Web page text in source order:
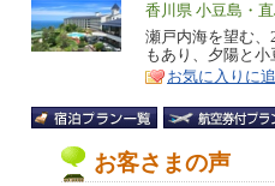
エ
リ
ア
香川県 小豆島・
特
徴
瀬戸内海を望む
もあり、夕陽と
お気に入りに
お客さまの声